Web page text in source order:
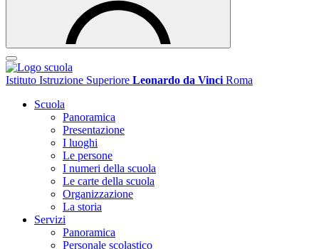
Istituto Istruzione Superiore Leonardo da Vinci Roma
Scuola
Panoramica
Presentazione
I luoghi
Le persone
I numeri della scuola
Le carte della scuola
Organizzazione
La storia
Servizi
Panoramica
Personale scolastico